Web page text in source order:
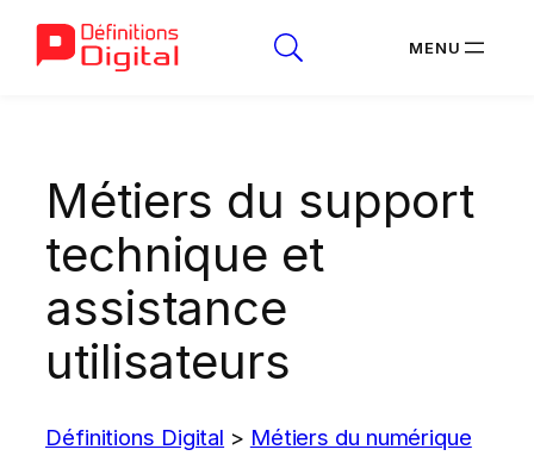
contenu
Métiers du support
technique et
assistance
utilisateurs
Définitions Digital > Métiers du numérique